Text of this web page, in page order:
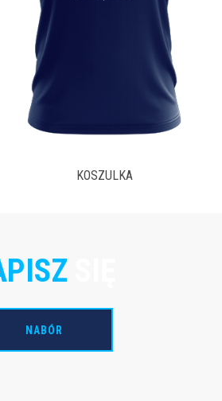
NABÓR